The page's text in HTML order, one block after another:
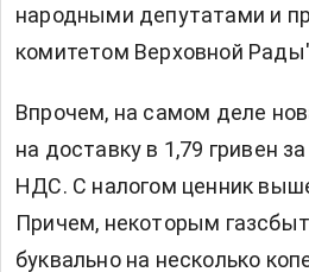
народными депутатами и
комитетом Верховной
Впрочем, на самом деле
на доставку в 1,79 гривен
НДС. С налогом ценник
Причем, некоторым
буквально на несколько